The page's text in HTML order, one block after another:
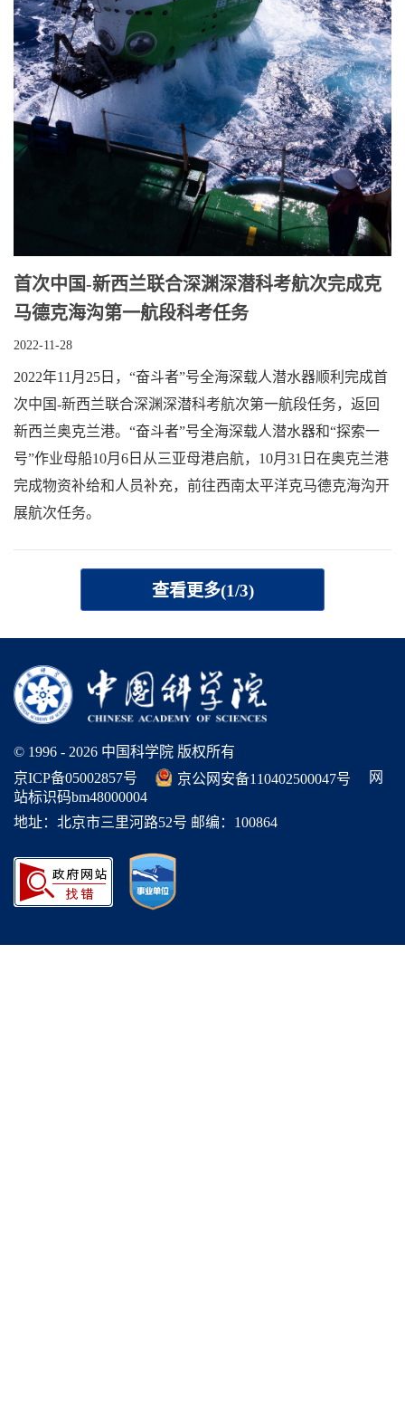
首次中国-新西兰联合深渊深潜科考航次完成克
马德克海沟第一航段科考任务
2022-11-28
2022年11月25日，“奋斗者”号全海深载人潜水器顺利完成首
次中国-新西兰联合深渊深潜科考航次第一航段任务，返回
新西兰奥克兰港。“奋斗者”号全海深载人潜水器和“探索一
号”作业母船10月6日从三亚母港启航，10月31日在奥克兰港
完成物资补给和人员补充，前往西南太平洋克马德克海沟开
展航次任务。
查看更多(1/3)
© 1996 - 2026 中国科学院 版权所有
京ICP备05002857号
京公网安备110402500047号
网
站标识码bm48000004
地址：北京市三里河路52号 邮编：100864